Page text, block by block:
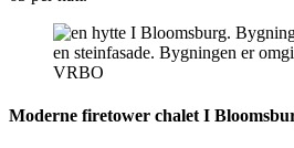
VRBO
Moderne firetower chalet I